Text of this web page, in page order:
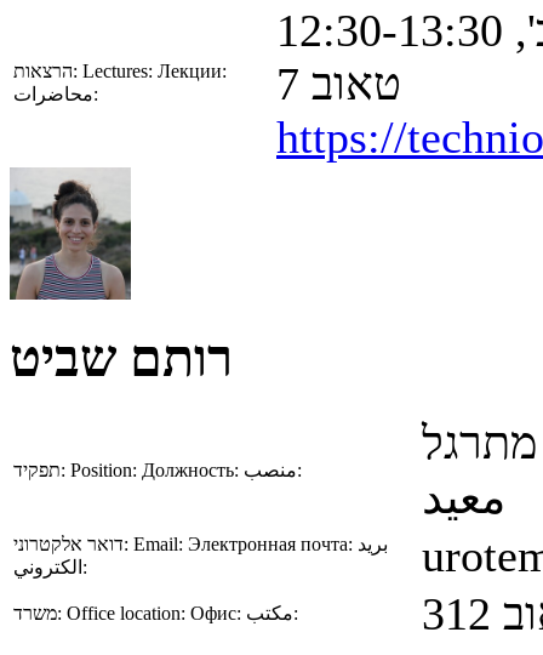
הרצאות: Lectures: Лекции:
محاضرات:
טאוב 7
https://
רותם שביט
תפקיד: Position: Должность: منصب:
מתרגל
معيد
דואר אלקטרוני: Email: Электронная почта: بريد
الكتروني:
משרד: Office location: Офис: مكتب: